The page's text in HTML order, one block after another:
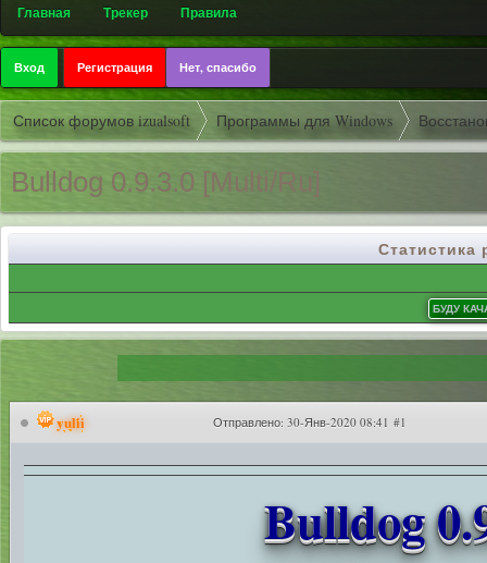
Главная Трекер Правила
Вход Регистрация Нет, спасибо
Список форумов izualsoft Программы для Windows
Bulldog 0.9.3.0 [Multi/Ru]
Статистика
yulii Отправлено: 30-Янв-2020 08:41 #1
Bulldog